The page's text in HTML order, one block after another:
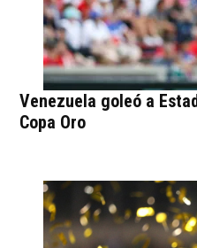
Venezuela goleó a
Copa Oro